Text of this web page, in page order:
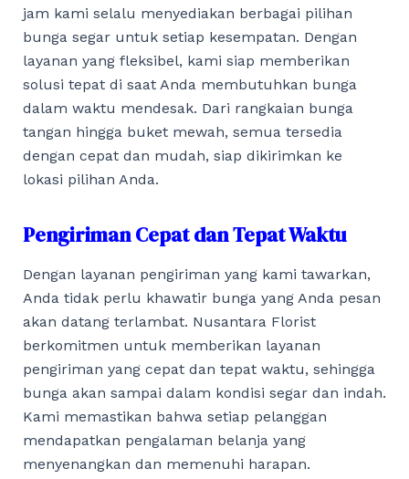
jam kami selalu menyediakan berbagai pilihan
bunga segar untuk setiap kesempatan. Dengan
layanan yang fleksibel, kami siap memberikan
solusi tepat di saat Anda membutuhkan bunga
dalam waktu mendesak. Dari rangkaian bunga
tangan hingga buket mewah, semua tersedia
dengan cepat dan mudah, siap dikirimkan ke
lokasi pilihan Anda.
Pengiriman Cepat dan Tepat Waktu
Dengan layanan pengiriman yang kami tawarkan,
Anda tidak perlu khawatir bunga yang Anda pesan
akan datang terlambat. Nusantara Florist
berkomitmen untuk memberikan layanan
pengiriman yang cepat dan tepat waktu, sehingga
bunga akan sampai dalam kondisi segar dan indah.
Kami memastikan bahwa setiap pelanggan
mendapatkan pengalaman belanja yang
menyenangkan dan memenuhi harapan.